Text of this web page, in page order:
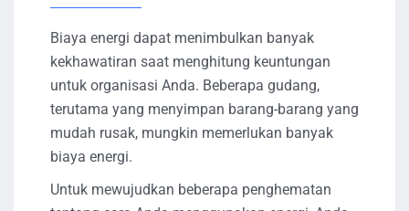
Biaya energi dapat menimbulkan banyak
kekhawatiran saat menghitung keuntungan
untuk organisasi Anda. Beberapa gudang,
terutama yang menyimpan barang-barang yang
mudah rusak, mungkin memerlukan banyak
biaya energi.
Untuk mewujudkan beberapa penghematan